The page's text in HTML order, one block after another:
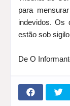
para
indevidos. Os
estão sob
De O